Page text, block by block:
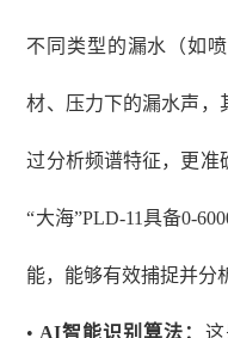
不同类型的漏水（如
材、压力下的漏水声，
过分析频谱特征，更准
“大海”PLD-11具备0-
能，能够有效捕捉并分
• AI智能识别算法：